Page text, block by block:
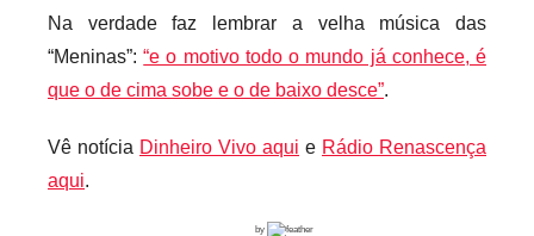
Na verdade faz lembrar a velha música das
“Meninas”:“e o motivo todo o mundo já conhece, é
que o de cima sobe e o de baixo desce”.
Vê notícia Dinheiro Vivo aqui e Rádio Renascença
aqui.
by